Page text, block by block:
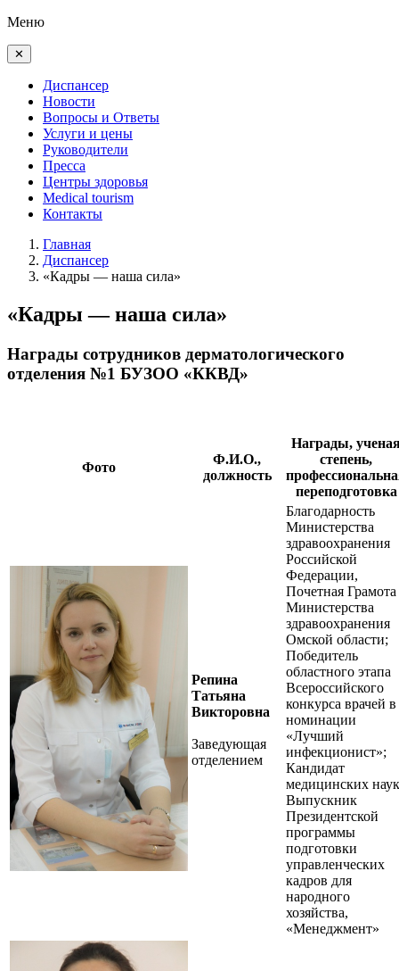
Меню
✕
Диспансер
Новости
Вопросы и Ответы
Услуги и цены
Руководители
Пресса
Центры здоровья
Medical tourism
Контакты
Главная
Диспансер
«Кадры — наша сила»
«Кадры — наша сила»
Награды сотрудников дерматологического
отделения №1 БУЗОО «ККВД»
Фото
Ф.И.О.,
должность
Награды,
степень,
переподготовка
Репина
Татьяна
Викторовна
Заведующая
отделением
Благодарность
Министерства
здравоохранения
Российской
Федерации,
Почетная Грамота
Министерства
здравоохранения
Омской области;
Победитель
областного этапа
Всероссийского
конкурса врачей в
номинации
«Лучший
инфекционист»;
Кандидат
медицинских
Выпускник
Президентской
программы
подготовки
управленческих
кадров для
народного
хозяйства,
«Менеджмент»